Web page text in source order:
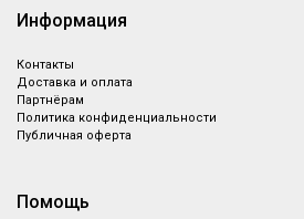
Информация
Контакты
Доставка и оплата
Партнёрам
Политика конфиденциальности
Публичная оферта
Помощь